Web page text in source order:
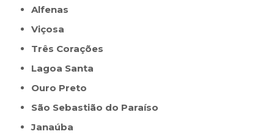
Alfenas
Viçosa
Três Corações
Lagoa Santa
Ouro Preto
São Sebastião do Paraíso
Janaúba